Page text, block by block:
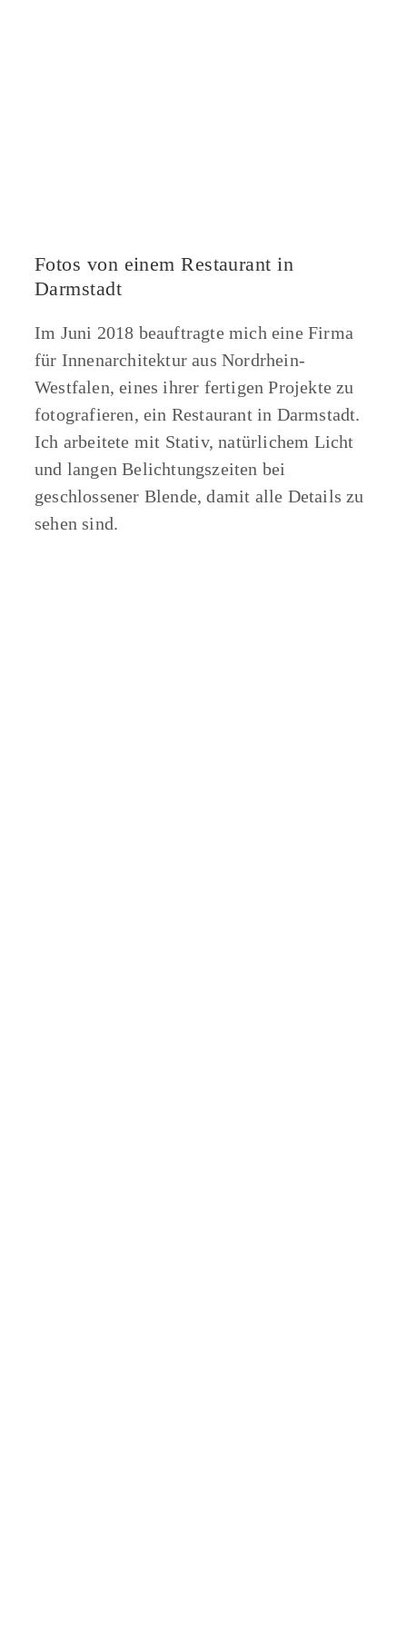
Fotos von einem Restaurant in
Darmstadt
Im Juni 2018 beauftragte mich eine Firma
für Innenarchitektur aus Nordrhein-
Westfalen, eines ihrer fertigen Projekte zu
fotografieren, ein Restaurant in Darmstadt.
Ich arbeitete mit Stativ, natürlichem Licht
und langen Belichtungszeiten bei
geschlossener Blende, damit alle Details zu
sehen sind.